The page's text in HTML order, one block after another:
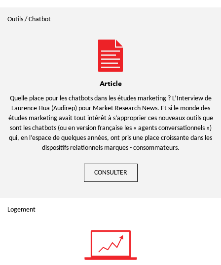
Outils / Chatbot
Article
Quelle place pour les chatbots dans les études marketing ? L’Interview de
Laurence Hua (Audirep) pour Market Research News. Et si le monde des
études marketing avait tout intérêt à s’approprier ces nouveaux outils que
sont les chatbots (ou en version française les « agents conversationnels »)
qui, en l’espace de quelques années, ont pris une place croissante dans les
dispositifs relationnels marques - consommateurs.
CONSULTER
Logement